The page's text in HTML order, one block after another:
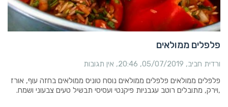
פלפלים ממולאים
ורדית חביב 05/07/2019
20:46 אין תגובות
פלפלים ממולאים פלפלים ממולאים נוסח טוניס ממולאים בחזה עוף, אורז
,וירק, מתובלים רוטב עגבניות פיקנטי ועסיסי תבשיל טעים צבעוני ושמח.